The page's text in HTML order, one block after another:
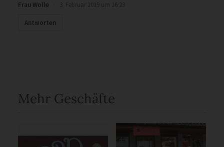
Frau Wolle
Antworten
Mehr Geschäfte